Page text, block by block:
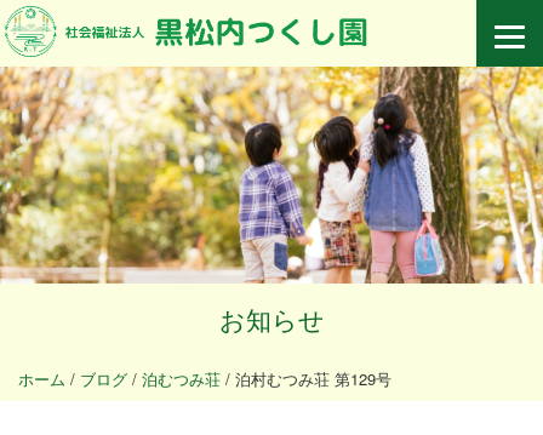
お知らせ
ホーム / ブログ / 泊むつみ荘 / 泊村むつみ荘 第129号